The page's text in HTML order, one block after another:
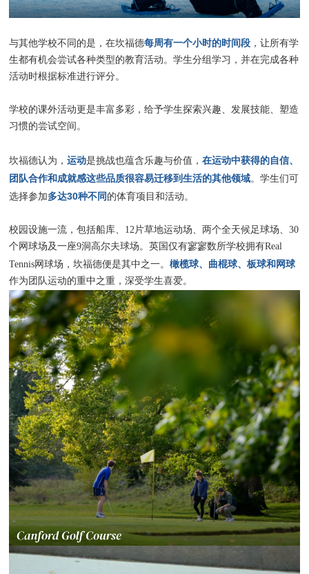
与其他学校不同的是，在坎福德每周有一个小时的时间段 ，让所有学
生都有机会尝试各种类型的教育活动。学生分组学习，并在完成各种
活动时根据标准进行评分。
学校的课外活动更是丰富多彩，给予学生探索兴趣、发展技能、塑造
习惯的尝试空间。
坎福德认为，运动是挑战也蕴含乐趣与价值，在运动中获得的自信、
团队合作和成就感这些品质很容易迁移到生活的其他领域。学生们可
选择参加多达30种不同的体育项目和活动。
校园设施一流，包括船库、12片草地运动场、两个全天候足球场、30
个网球场及一座9洞高尔夫球场。英国仅有寥寥数所学校拥有Real
Tennis网球场，坎福德便是其中之一。橄榄球、曲棍球、板球和网球
作为团队运动的重中之重，深受学生喜爱。